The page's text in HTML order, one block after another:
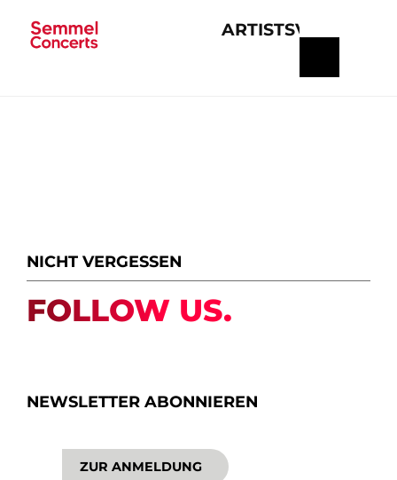
ARTISTS
NICHT VERGESSEN
FOLLOW US.
NEWSLETTER ABONNIEREN
ZUR ANMELDUNG